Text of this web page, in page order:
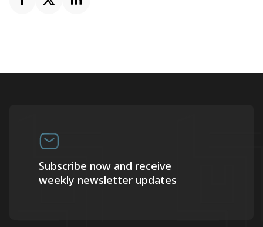
Subscribe now and receive
weekly newsletter updates